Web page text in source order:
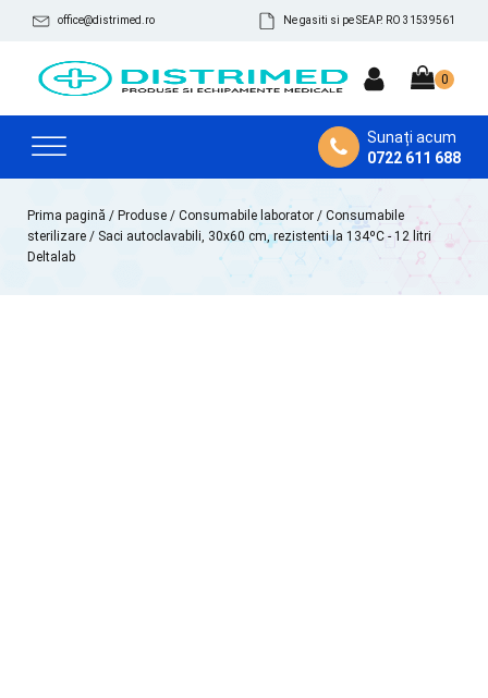
office@distrimed.ro Ne gasiti si pe SEAP. RO 31539561
Sunați acum
0722 611 688
Prima pagină / Produse / Consumabile laborator / Consumabile
sterilizare / Saci autoclavabili, 30x60 cm, rezistenti la 134ºC - 12 litri
Deltalab